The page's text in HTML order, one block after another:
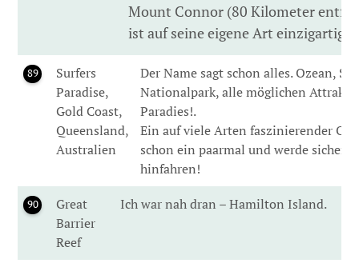
Mount Connor (80 Kilometer
ist auf seine eigene Art einzigartig./
89
Surfers
Paradise,
Gold Coast,
Queensland,
Australien
Der Name sagt schon alles. Ozean,
Nationalpark, alle möglichen
Paradies!.
Ein auf viele Arten faszinierender
schon ein paarmal und werde sicher
hinfahren!
90
Great
Barrier
Reef
Ich war nah dran – Hamilton Island.